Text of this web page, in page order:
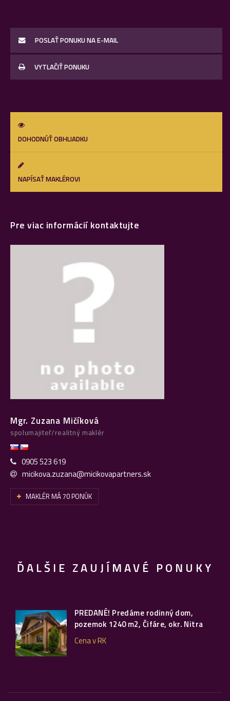
POSLAŤ PONUKU NA E-MAIL
VYTLAČIŤ PONUKU
DOHODNÚŤ OBHLIADKU
NAPÍSAŤ MAKLÉROVI
Pre viac informácií kontaktujte
Mgr. Zuzana Mičíková
spolumajiteľ/realitný maklér
0905 523 619
micikova.zuzana@micikovapartners.sk
MAKLÉR MÁ 70 PONÚK
ĎALŠIE ZAUJÍMAVÉ PONUKY
PREDANÉ! Predáme rodinný dom,
pozemok 1240 m2, Čifáre, okr. Nitra
Cena v RK